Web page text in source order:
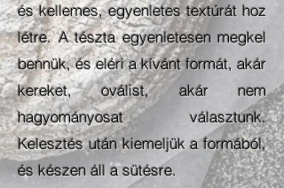
és kellemes, egyenletes textúrát hoz
létre. A tészta egyenletesen megkel
bennük, és eléri a kívánt formát, akár
kereket, oválist, akár nem
hagyományosat választunk.
Kelesztés után kiemeljük a formából,
és készen áll a sütésre.